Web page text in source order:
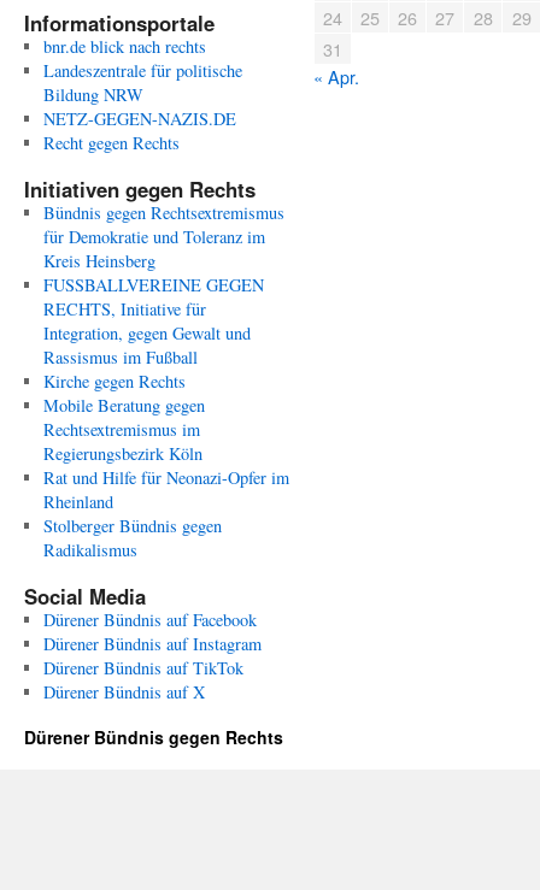
Informationsportale
bnr.de blick nach rechts
Landeszentrale für politische
Bildung NRW
NETZ-GEGEN-NAZIS.DE
Recht gegen Rechts
Initiativen gegen Rechts
Bündnis gegen Rechtsextremismus
für Demokratie und Toleranz im
Kreis Heinsberg
FUSSBALLVEREINE GEGEN
RECHTS, Initiative für
Integration, gegen Gewalt und
Rassismus im Fußball
Kirche gegen Rechts
Mobile Beratung gegen
Rechtsextremismus im
Regierungsbezirk Köln
Rat und Hilfe für Neonazi-Opfer im
Rheinland
Stolberger Bündnis gegen
Radikalismus
Social Media
Dürener Bündnis auf Facebook
Dürener Bündnis auf Instagram
Dürener Bündnis auf TikTok
Dürener Bündnis auf X
24
25 26 27 28
29
31
« Apr.
Dürener Bündnis gegen Rechts